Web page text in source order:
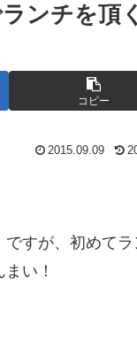
ンチを頂
コピー
2015.09.09
すが、初めてラ
い！